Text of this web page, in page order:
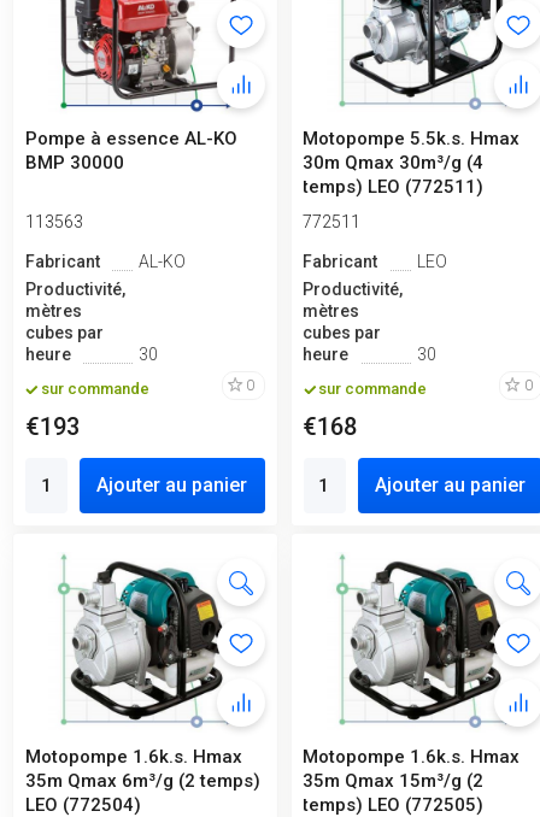
Pompe à essence AL-KO
BMP 30000
113563
Fabricant
AL-KO
Productivité,
mètres
cubes par
heure
30
sur commande 0
€193
Ajouter au panier
Motopompe 5.5k.s. Hmax
30m Qmax 30m³/g (4
temps) LEO (772511)
772511
Fabricant
LEO
Productivité,
mètres
cubes par
heure
30
sur commande 0
€168
Ajouter au panier
Motopompe 1.6k.s. Hmax
35m Qmax 6m³/g (2 temps)
LEO (772504)
Motopompe 1.6k.s. Hmax
35m Qmax 15m³/g (2
temps) LEO (772505)